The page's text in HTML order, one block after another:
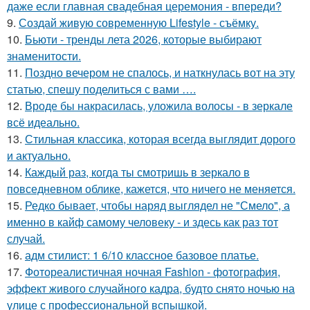
даже если главная свадебная церемония - впереди?
9. Создай живую современную Lifestyle - съёмку.
10. Бьюти - тренды лета 2026, которые выбирают
знаменитости.
11. Поздно вечером не спалось, и наткнулась вот на эту
статью, спешу поделиться с вами ….
12. Вроде бы накрасилась, уложила волосы - в зеркале
всё идеально.
13. Стильная классика, которая всегда выглядит дорого
и актуально.
14. Каждый раз, когда ты смотришь в зеркало в
повседневном облике, кажется, что ничего не меняется.
15. Редко бывает, чтобы наряд выглядел не "Смело", а
именно в кайф самому человеку - и здесь как раз тот
случай.
16. адм стилист: 1 6/10 классное базовое платье.
17. Фотореалистичная ночная Fashion - фотография,
эффект живого случайного кадра, будто снято ночью на
улице с профессиональной вспышкой.